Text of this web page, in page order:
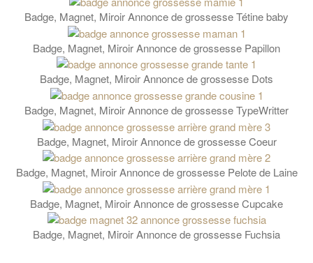
Badge, Magnet, Miroir Annonce de grossesse Tétine baby
Badge, Magnet, Miroir Annonce de grossesse Papillon
Badge, Magnet, Miroir Annonce de grossesse Dots
Badge, Magnet, Miroir Annonce de grossesse TypeWritter
Badge, Magnet, Miroir Annonce de grossesse Coeur
Badge, Magnet, Miroir Annonce de grossesse Pelote de Laine
Badge, Magnet, Miroir Annonce de grossesse Cupcake
Badge, Magnet, Miroir Annonce de grossesse Fuchsia